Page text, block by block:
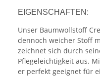
EIGENSCHAFTEN:
Unser Baumwollstoff
dennoch weicher Stoff
zeichnet sich durch
Pflegeleichtigkeit aus.
er perfekt geeignet für